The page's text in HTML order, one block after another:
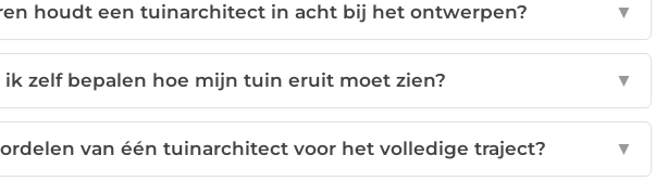
houdt een tuinarchitect in acht bij het ontwerpen? ▼
ik zelf bepalen hoe mijn tuin eruit moet zien? ▼
van één tuinarchitect voor het volledige traject? ▼